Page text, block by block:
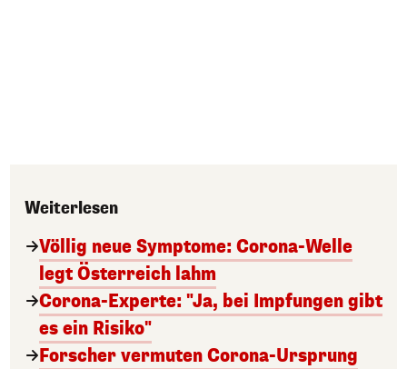
Weiterlesen
Völlig neue Symptome: Corona-Welle
legt Österreich lahm
Corona-Experte: "Ja, bei Impfungen gibt
es ein Risiko"
Forscher vermuten Corona-Ursprung